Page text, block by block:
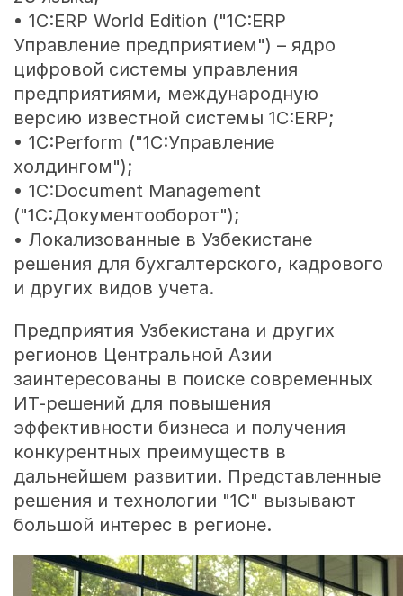
• 1C:ERP World Edition ("1C:ERP
Управление предприятием") – ядро
цифровой системы управления
предприятиями, международную
версию известной системы 1С:ERP;
• 1C:Perform ("1С:Управление
холдингом");
• 1C:Document Management
("1C:Документооборот");
• Локализованные в Узбекистане
решения для бухгалтерского, кадрового
и других видов учета.
Предприятия Узбекистана и других
регионов Центральной Азии
заинтересованы в поиске современных
ИТ-решений для повышения
эффективности бизнеса и получения
конкурентных преимуществ в
дальнейшем развитии. Представленные
решения и технологии "1С" вызывают
большой интерес в регионе.